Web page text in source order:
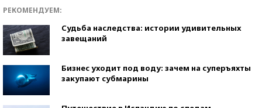
РЕКОМЕНДУЕМ:
Судьба наследства: истории удивительных
завещаний
Бизнес уходит под воду: зачем на суперъяхты
закупают субмарины